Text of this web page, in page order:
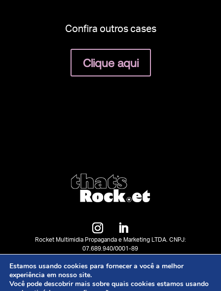
Confira outros cases
Clique aqui
Rocket Multimidia Propaganda e Marketing LTDA. CNPJ:
07.689.940/0001-89
Estamos usando cookies para fornecer a você a melhor
experiência em nosso site.
Você pode descobrir mais sobre quais cookies estamos usando